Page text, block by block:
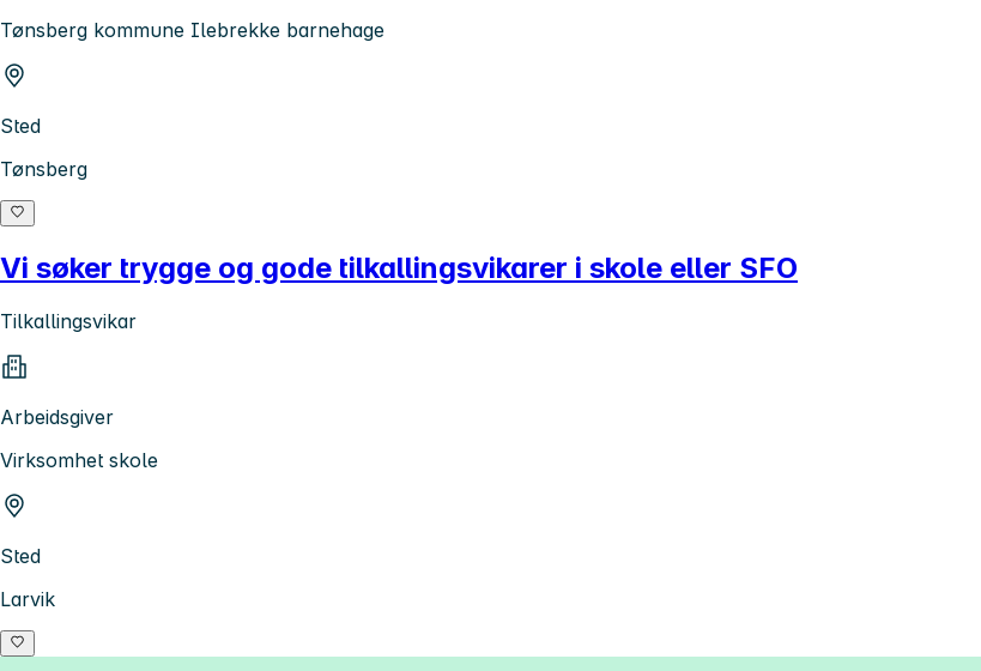
Tønsberg kommune Ilebrekke barnehage
Sted
Tønsberg
Vi søker trygge og gode tilkallingsvikarer i skole eller SFO
Tilkallingsvikar
Arbeidsgiver
Virksomhet skole
Sted
Larvik